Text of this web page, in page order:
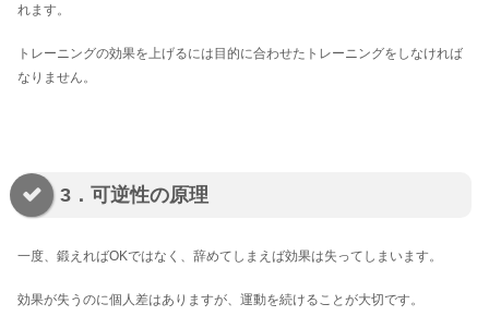
れます。
トレーニングの効果を上げるには目的に合わせたトレーニングをしなければ
なりません。
3．可逆性の原理
一度、鍛えればOKではなく、辞めてしまえば効果は失ってしまいます。
効果が失うのに個人差はありますが、運動を続けることが大切です。